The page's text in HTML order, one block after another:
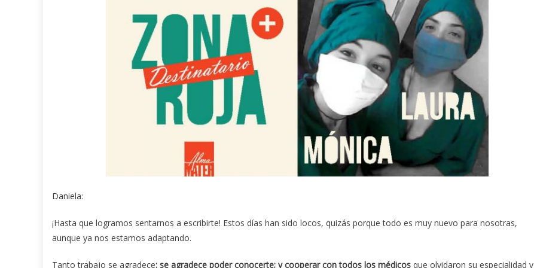
Daniela:
¡Hasta que logramos sentarnos a escribirte! Estos días han sido locos, quizás porque todo es muy nuevo para nosotras,
aunque ya nos estamos adaptando.
Tanto trabajo se agradece: se agradece poder conocerte; y cooperar con todos los médicos que olvidaron su especialidad y